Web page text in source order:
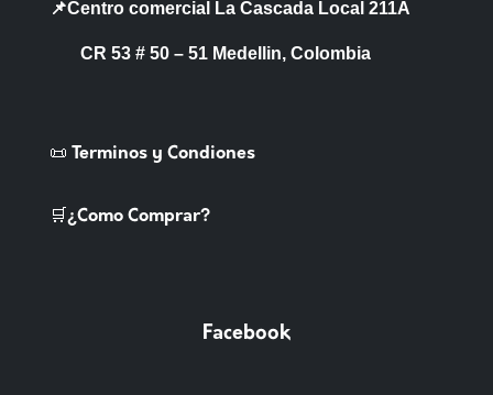
📌Centro comercial La Cascada Local 211A
CR 53 # 50 – 51 Medellin, Colombia
📜 Terminos y Condiones
🛒¿Como Comprar?
Facebook